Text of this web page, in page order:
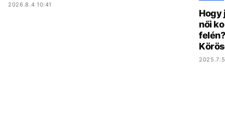
2026.8.4 10:41
Hogy
női